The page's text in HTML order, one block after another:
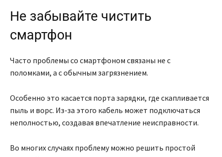
Не забывайте чистить
смартфон
Часто проблемы со смартфоном связаны не с
поломками, а с обычным загрязнением.
Особенно это касается порта зарядки, где скапливается
пыль и ворс. Из-за этого кабель может подключаться
неполностью, создавая впечатление неисправности.
Во многих случаях проблему можно решить простой